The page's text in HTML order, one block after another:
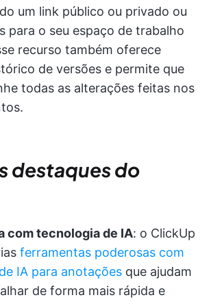
um link público ou privado ou
para o seu espaço de trabalho
recurso também oferece
de versões e permite que
todas as alterações feitas nos
destaques do
com tecnologia de IA: o ClickUp
ferramentas poderosas com
IA para anotações que ajudam
de forma mais rápida e